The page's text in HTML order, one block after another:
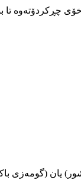
به‌شێوه‌یه‌كی‌ ڕه‌سمی‌ له‌ ساڵی‌ 2010